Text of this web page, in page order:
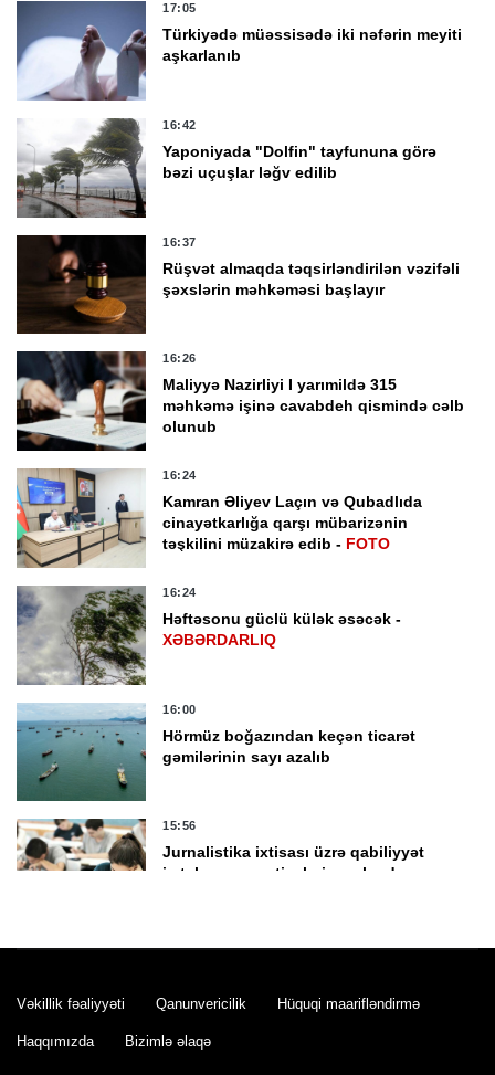
17:05
Türkiyədə müəssisədə iki nəfərin meyiti
aşkarlanıb
16:42
Yaponiyada "Dolfin" tayfununa görə
bəzi uçuşlar ləğv edilib
16:37
Rüşvət almaqda təqsirləndirilən vəzifəli
şəxslərin məhkəməsi başlayır
16:26
Maliyyə Nazirliyi I yarımildə 315
məhkəmə işinə cavabdeh qismində cəlb
olunub
16:24
Kamran Əliyev Laçın və Qubadlıda
cinayətkarlığa qarşı mübarizənin
təşkilini müzakirə edib - FOTO
16:24
Həftəsonu güclü külək əsəcək -
XƏBƏRDARLIQ
16:00
Hörmüz boğazından keçən ticarət
gəmilərinin sayı azalıb
15:56
Jurnalistika ixtisası üzrə qabiliyyət
imtahanının nəticələri açıqlandı
Vəkillik fəaliyyəti Qanunvericilik Hüquqi maarifləndirmə
Haqqımızda Bizimlə əlaqə